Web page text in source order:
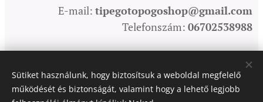
E-mail: tipegotopogoshop@gmail.com
Telefonszám: 06702538988
Sütik
Sütiket használunk, hogy biztosítsuk a weboldal megfelelő
működését és biztonságát, valamint hogy a lehető legjobb